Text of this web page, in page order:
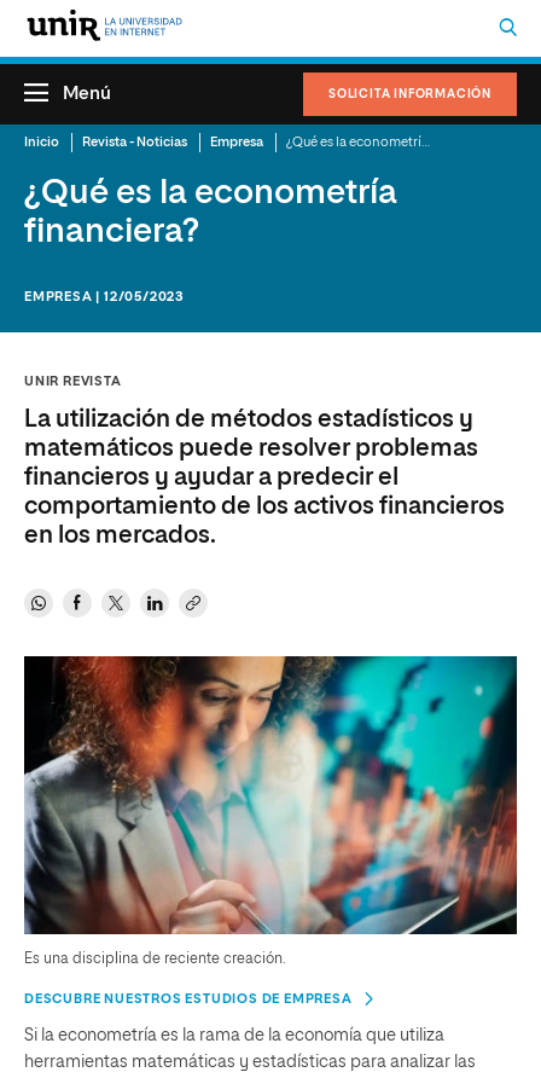
SOLICITA INFORMACIÓN
Menú
Inicio Revista - Noticias Empresa
¿Qué es la econometría
financiera?
EMPRESA | 12/05/2023
UNIR REVISTA
La utilización de métodos estadísticos y
matemáticos puede resolver problemas
financieros y ayudar a predecir el
comportamiento de los activos financieros
en los mercados.
Es una disciplina de reciente creación.
DESCUBRE NUESTROS ESTUDIOS DE EMPRESA
Si la econometría es la rama de la economía que utiliza
herramientas matemáticas y estadísticas para analizar las